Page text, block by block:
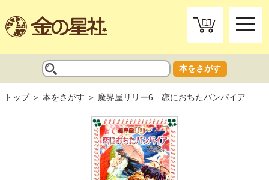
toggle
本をさがす
トップ 本をさがす 魔界屋リリー6 恋におちたバンパイア